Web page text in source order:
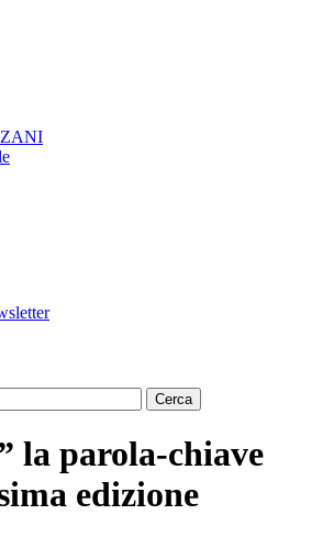
la parola-chiave
edizione